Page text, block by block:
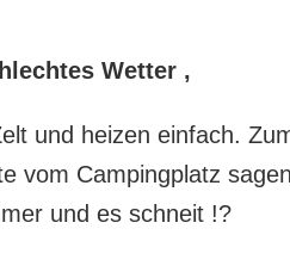
Wetter ,
und heizen einfach.
vom Campingplatz
und es schneit !?